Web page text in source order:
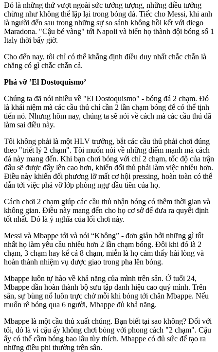
Đó là những thứ vượt ngoài sức tưởng tượng, những điều tưởng
chừng như không thể lặp lại trong bóng đá. Tiếc cho Messi, khi anh
là người đến sau trong những sự so sánh không hồi kết với di‌ego
Maradona. "Cậu bé vàng" tới Napoli và biến họ thành đội bóng số 1
Italy thời bấy giờ.
Cho đến nay, tôi chỉ có thể khẳng định điều duy nhất chắc chắn là
chẳng có gì chắc chắn cả.
Phá vỡ ’El Dostoquismo’
Chúng ta đã nói nhiều về "El Dostoquismo" - bóng đá 2 chạm. Đó
là khái niệm mà các cầu thủ chỉ cần 2 lần chạm bóng để có thể tịnh
tiến nó. Nhưng hôm nay, chúng ta sẽ nói về cách mà các cầu thủ đã
làm sai điều này.
Tôi không phải là một HLV trưởng, bắt các cầu thủ phải chơi đúng
theo "triết lý 2 chạm". Tôi muốn nói về những điểm mạnh mà cách
đá này mang đến. Khi bạn chơi bóng với chỉ 2 chạm, tốc độ của trận
đấu sẽ được đẩy lên cao hơn, khiến đối thủ phải làm việc nhiều hơn.
Điều này khiến đối phương lỡ mất cơ hội pressing, hoàn toàn có thể
dẫn tới việc phá vỡ lớp phòng ngự đầu tiên của họ.
Cách chơi 2 chạm giúp các cầu thủ nhận bóng có thêm thời gian và
không gian. Điều này mang đến cho họ cơ sở để đưa ra quyết định
tốt nhất. Đó là ý nghĩa của lối chơi này.
Messi và Mbappe tới và nói “Không” - đơn giản bởi những gì tốt
nhất họ làm yêu cầu nhiều hơn 2 lần chạm bóng. Đôi khi đó là 2
chạm, 3 chạm hay kể cả 8 chạm, miễn là họ cảm thấy hài lòng và
hoàn thành nhiệm vụ được giao trong pha lên bóng.
Mbappe luôn tự hào về khả năng của mình trên sân. Ở tuổi 24,
Mbappe dần hoàn thành bộ sưu tập danh hiệu cao quý mình. Trên
sân, sự bùng nổ luôn trực chờ mỗi khi bóng tới chân Mbappe. Nếu
muốn rê bóng qua 6 người, Mbappe đủ khả năng.
Mbappe là một cầu thủ xuất chúng. Bạn biết tại sao không? Đối với
tôi, đó là vì cậu ấy không chơi bóng với phong cách "2 chạm". Cậu
ấy có thể cầm bóng bao lâu tùy thích. Mbappe có đủ sức để tạo ra
những điều phi thường trên sân.